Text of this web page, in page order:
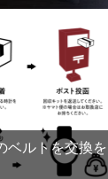
ベルトを交換を